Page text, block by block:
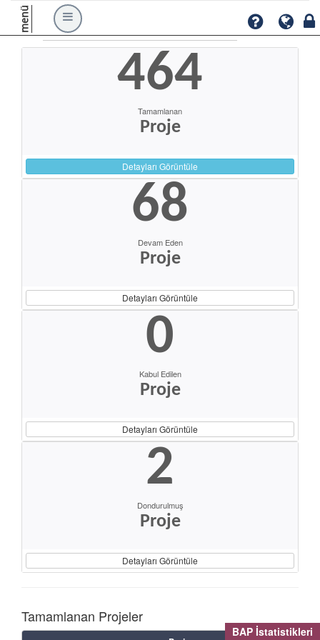
BAP İstatistikleri
menü
464
Tamamlanan
Proje
Detayları Görüntüle
68
Devam Eden
Proje
Detayları Görüntüle
0
Kabul Edilen
Proje
Detayları Görüntüle
2
Dondurulmuş
Proje
Detayları Görüntüle
Tamamlanan Projeler